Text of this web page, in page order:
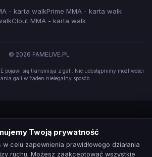
- karta walkPrime MMA - karta walk
Clout MMA - karta walk
© 2026 FAMELIVE.PL
pojawi się transmisja z gali. Nie udostępnimy możliwości
gali w żaden nielegalny sposób.
Twoją prywatność
celu zapewnienia prawidłowego działania
ruchu. Możesz zaakceptować wszystkie